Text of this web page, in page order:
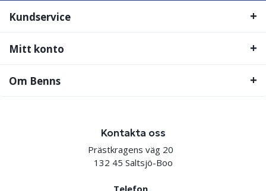
Kundservice
Mitt konto
Om Benns
Kontakta oss
Prästkragens väg 20
132 45 Saltsjö-Boo
Telefon